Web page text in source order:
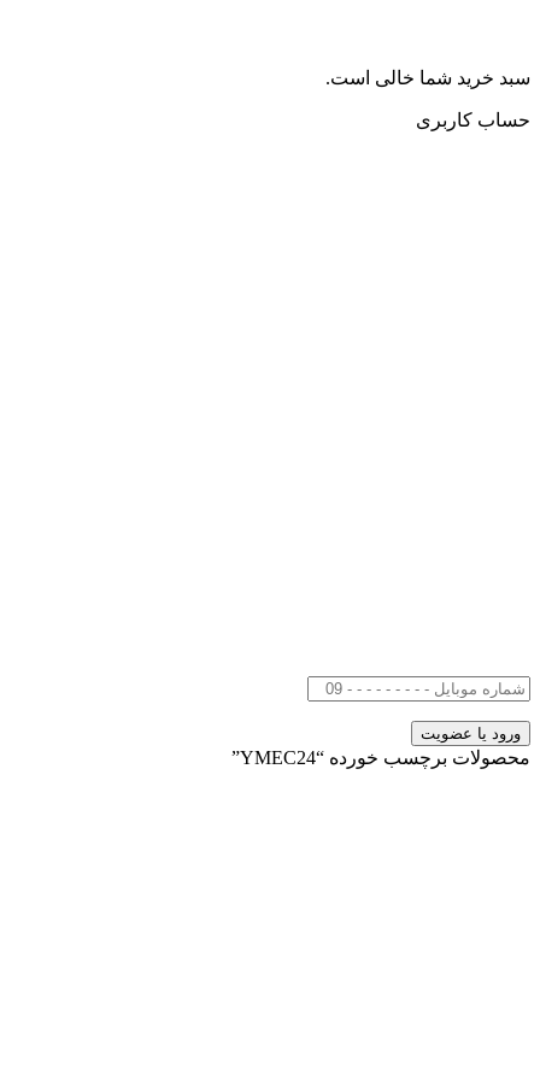
سبد خرید شما خالی است.
حساب کاربری
محصولات برچسب خورده “YMEC24”